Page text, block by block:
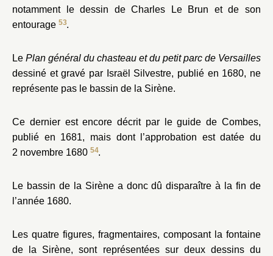
notamment le dessin de Charles Le Brun et de son
entourage 53.
Le Plan général du chasteau et du petit parc de Versailles
dessiné et gravé par Israël Silvestre, publié en 1680, ne
représente pas le bassin de la Sirène.
Ce dernier est encore décrit par le guide de Combes,
publié en 1681, mais dont l’approbation est datée du
2 novembre 1680 54.
Le bassin de la Sirène a donc dû disparaître à la fin de
l’année 1680.
Les quatre figures, fragmentaires, composant la fontaine
de la Sirène, sont représentées sur deux dessins du